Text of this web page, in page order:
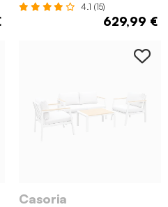
4.1 (15)
629,99 €
Casoria